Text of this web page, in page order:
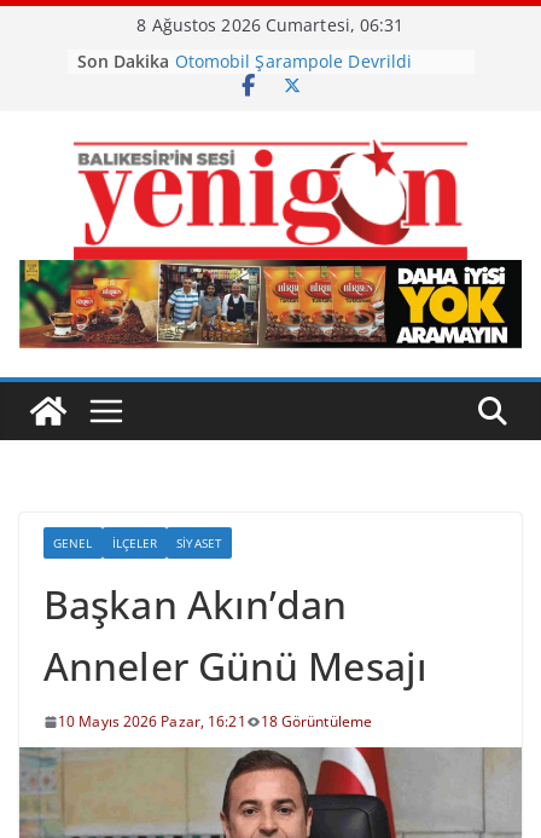
Skip
8 Ağustos 2026 Cumartesi, 06:31
Son Dakika Otomobil Şarampole Devrildi
Büyükşehir’den Kepsut’a Yatırım
Burhaniye’de Ot Yangını
Havran Siyah İncirinde Hasat
Başladı
GENEL İLÇELER SIYASET
Başkan Akın’dan
Anneler Günü Mesajı
10 Mayıs 2026 Pazar, 16:21 18 Görüntüleme